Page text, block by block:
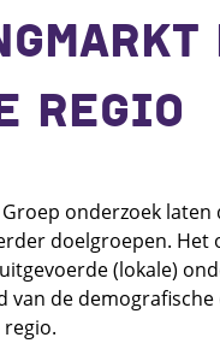
REGIO
onderzoek
doelgroepen. Het
(lokale)
de